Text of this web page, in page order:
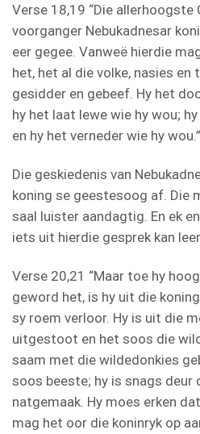
Verse 18,19 “Die allerhoogste
voorganger Nebukadnesar
eer gegee. Vanweë hierdie
het, het al die volke, nasies en
gesidder en gebeef. Hy het
hy het laat lewe wie hy wou;
en hy het verneder wie hy wou.”
Die geskiedenis van
koning se geestesoog af. Die
saal luister aandagtig. En ek
iets uit hierdie gesprek kan leer
Verse 20,21 “Maar toe hy
geword het, is hy uit die
sy roem verloor. Hy is uit die
uitgestoot en het soos die
saam met die wildedonkies
soos beeste; hy is snags deur
natgemaak. Hy moes erken
mag het oor die koninryk op